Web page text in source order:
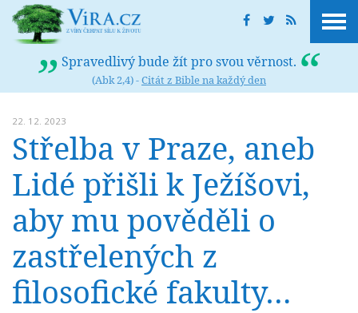
Spravedlivý bude žít pro svou věrnost.
(Abk 2,4) -Citát z Bible na každý den
22. 12. 2023
Střelba v Praze, aneb
Lidé přišli k Ježíšovi,
aby mu pověděli o
zastřelených z
filosofické fakulty…